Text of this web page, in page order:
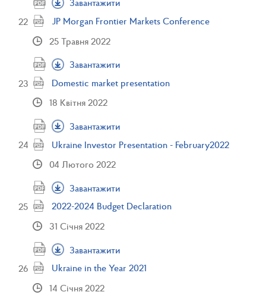
Завантажити
JP Morgan Frontier Markets Conference
25 Травня 2022
Завантажити
Domestic market presentation
18 Квітня 2022
Завантажити
Ukraine Investor Presentation - February2022
04 Лютого 2022
Завантажити
2022-2024 Budget Declaration
31 Січня 2022
Завантажити
Ukraine in the Year 2021
14 Січня 2022